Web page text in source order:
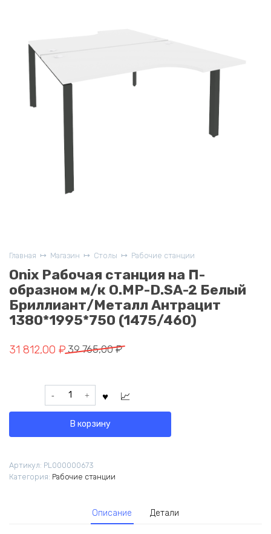
Главная Магазин Столы Рабочие станции
Onix Рабочая станция на П-
образном м/к O.MP-D.SA-2 Белый
Бриллиант/Металл Антрацит
1380*1995*750 (1475/460)
39 765,00₽
Первоначальная
составляла
765,00 ₽.
31 812,00 ₽
Текущая
812,00 ₽.
Количество
товара
Рабочая
П-
образном
В корзину
Артикул: PL000000673
Категория: Рабочие станции
Описание Детали